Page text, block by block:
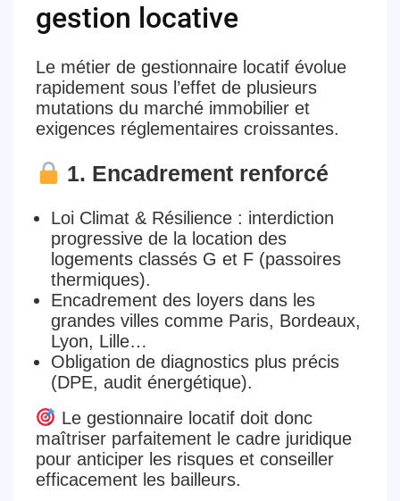
gestion locative
Le métier de gestionnaire locatifévolue
rapidement sous l’effet de plusieurs
mutations du marché immobilieret
exigences réglementaires croissantes.
1. Encadrement renforcé
Loi Climat & Résilience: interdiction
progressive de la location des
logements classés G et F (passoires
thermiques).
Encadrement des loyersdans les
grandes villes comme Paris, Bordeaux,
Lyon, Lille…
Obligation de diagnostics plus précis
(DPE, audit énergétique).
Le gestionnaire locatif doit donc
maîtriser parfaitement le cadre juridique
pour anticiper les risques et conseiller
efficacement les bailleurs.